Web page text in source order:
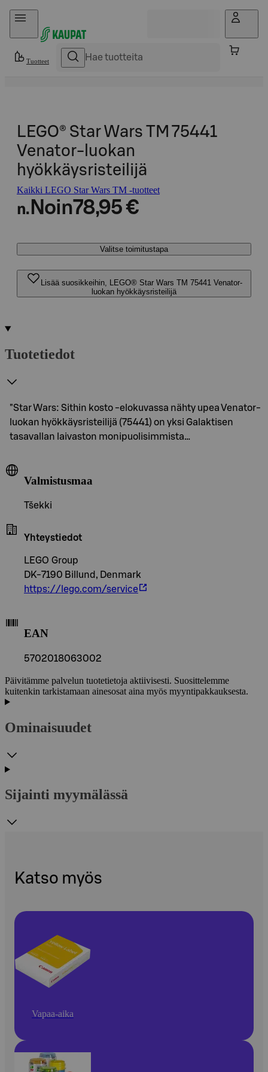
Hyppää sisältöön
Tuotteet
LEGO® Star Wars TM 75441
Venator-luokan
hyökkäysristeilijä
Kaikki LEGO Star Wars TM -tuotteet
n. Noin78,95 €
Valitse toimitustapa
Lisää suosikkeihin, LEGO® Star Wars TM 75441 Venator-
luokan hyökkäysristeilijä
Tuotetiedot
"Star Wars: Sithin kosto ‑elokuvassa nähty upea Venator-
luokan hyökkäysristeilijä (75441) on yksi Galaktisen
tasavallan laivaston monipuolisimmista…
Valmistusmaa
Tšekki
Yhteystiedot
LEGO Group
DK-7190 Billund, Denmark
https://lego.com/service
EAN
5702018063002
Päivitämme palvelun tuotetietoja aktiivisesti. Suosittelemme
kuitenkin tarkistamaan ainesosat aina myös myyntipakkauksesta.
Ominaisuudet
Sijainti myymälässä
Katso myös
Vapaa-aika